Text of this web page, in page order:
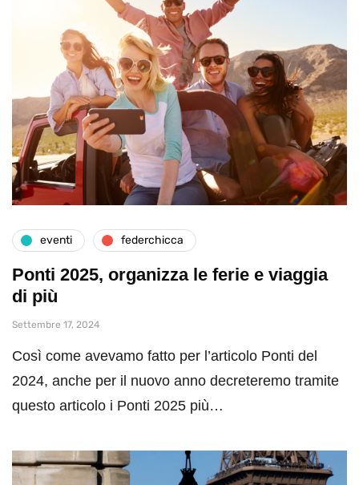
eventi federchicca
Ponti 2025, organizza le ferie e viaggia
di più
Settembre 17, 2024
Così come avevamo fatto per l’articolo Ponti del
2024, anche per il nuovo anno decreteremo tramite
questo articolo i Ponti 2025 più…